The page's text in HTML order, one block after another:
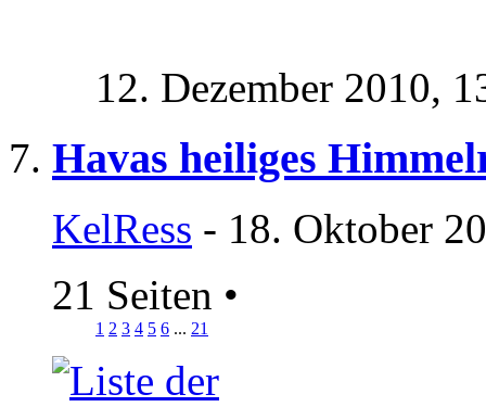
12. Dezember 2010,
Havas heiliges
KelRess - 18. Oktober
21 Seiten •
1 2 3 4 5 6 ... 21